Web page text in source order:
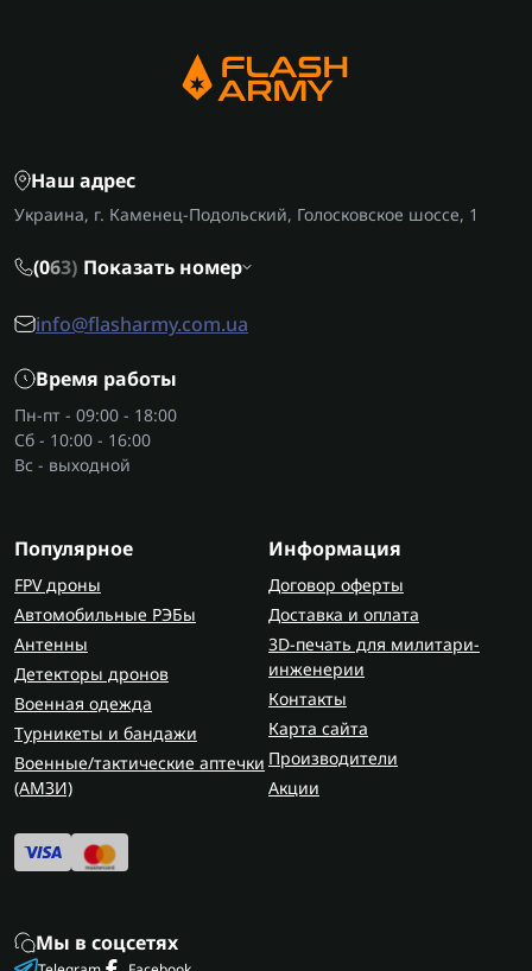
Наш адрес
Украина, г. Каменец-Подольский, Голосковское шоссе, 1
(063) Показать номер
info@flasharmy.com.ua
Время работы
Пн-пт - 09:00 - 18:00
Сб - 10:00 - 16:00
Вс - выходной
Популярное
FPV дроны
Автомобильные РЭБы
Антенны
Детекторы дронов
Военная одежда
Турникеты и бандажи
Военные/тактические аптечки
(AMЗИ)
Информация
Договор оферты
Доставка и оплата
3D-печать для милитари-
инженерии
Контакты
Карта сайта
Производители
Акции
Мы в соцсетях